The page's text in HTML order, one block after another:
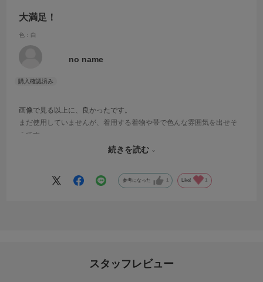
大満足！
色：白
no name
画像で見る以上に、良かったです。
まだ使用していませんが、着用する着物や帯で色んな雰囲気を出せそ
うです。
商品は届くのが早く、梱包も丁寧にされていました。
続きを読む
参考になった 1 Like! 1
スタッフレビュー